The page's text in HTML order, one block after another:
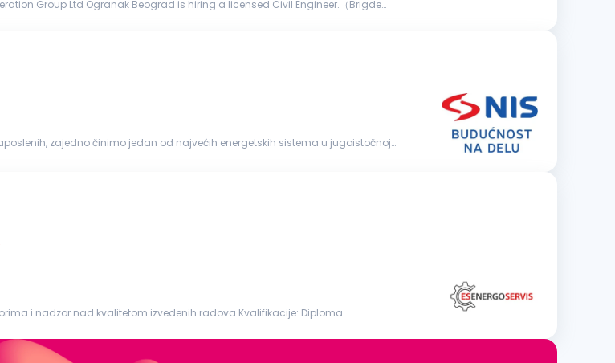
Group Ltd Ogranak Beograd is hiring a licensed Civil Engineer.（Brigde
kvalitetom izvedenih radova Kvalifikacije: Diploma